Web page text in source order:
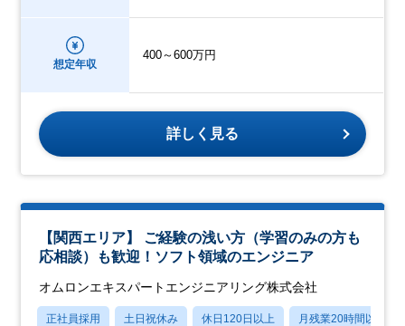
想定年収
400～600万円
詳しく見る
【関西エリア】 ご経験の浅い方（学習のみの方も
応相談）も歓迎！ソフト領域のエンジニア
オムロンエキスパートエンジニアリング株式会社
正社員採用 土日祝休み 休日120日以上 月残業20時間以内